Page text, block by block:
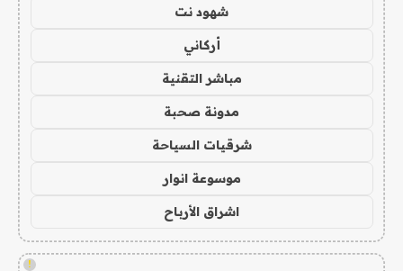
شهود نت
أركاني
مباشر التقنية
مدونة صحبة
شرقيات السياحة
موسوعة انوار
اشراق الأرباح
!